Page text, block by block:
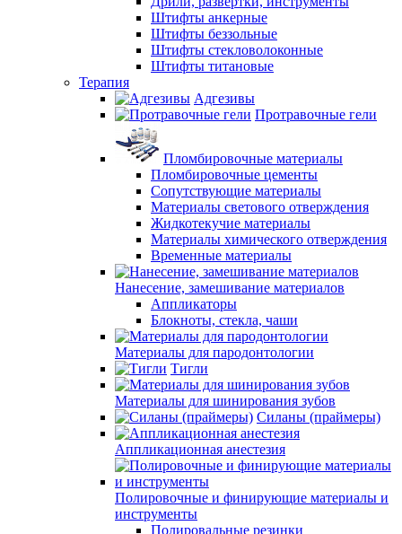
Штифты анкерные
Штифты беззольные
Штифты стекловолоконные
Штифты титановые
Терапия
Адгезивы
Протравочные гели
Пломбировочные материалы
Пломбировочные цементы
Сопутствующие материалы
Материалы светового отверждения
Жидкотекучие материалы
Материалы химического отверждения
Временные материалы
Нанесение, замешивание материалов
Аппликаторы
Блокноты, стекла, чаши
Материалы для пародонтологии
Тигли
Материалы для шинирования зубов
Силаны (праймеры)
Аппликационная анестезия
Полировочные и финирующие материалы и
инструменты
Полировальные резинки